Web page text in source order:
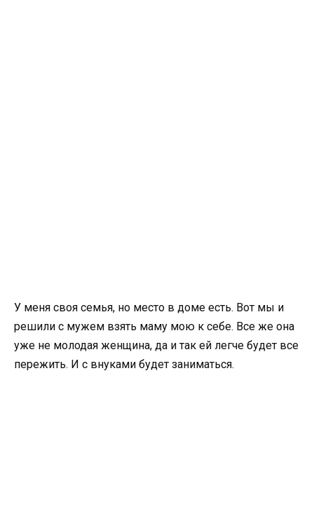
У меня своя семья, но место в доме есть. Вот мы и
решили с мужем взять маму мою к себе. Все же она
уже не молодая женщина, да и так ей легче будет все
пережить. И с внуками будет заниматься.